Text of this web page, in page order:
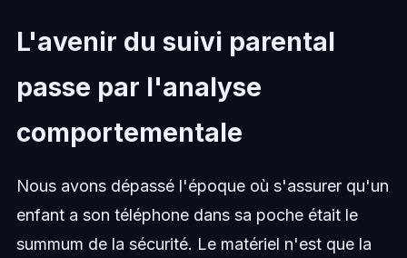
L'avenir du suivi parental
passe par l'analyse
comportementale
Nous avons dépassé l'époque où s'assurer qu'un
enfant a son téléphone dans sa poche était le
summum de la sécurité. Le matériel n'est que la